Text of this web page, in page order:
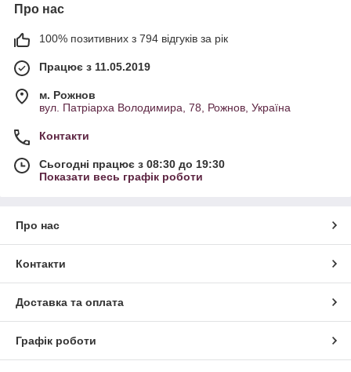
Про нас
100% позитивних з 794 відгуків за рік
Працює з 11.05.2019
м. Рожнов
вул. Патріарха Володимира, 78, Рожнов, Україна
Контакти
Сьогодні працює з 08:30 до 19:30
Показати весь графік роботи
Про нас
Контакти
Доставка та оплата
Графік роботи